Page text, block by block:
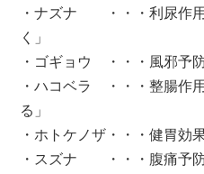
・ナズナ ・・・利尿
く」
・ゴギョウ ・・・風
・ハコベラ ・・・整
る」
・ホトケノザ・・・健
・スズナ ・・・腹痛